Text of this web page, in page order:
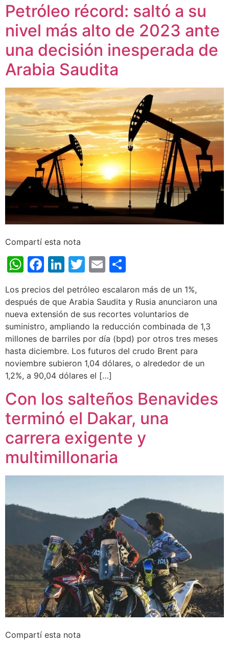
Petróleo récord: saltó a su
nivel más alto de 2023 ante
una decisión inesperada de
Arabia Saudita
Compartí esta nota
WhatsApp
Facebook
LinkedIn
Twitter
Email
Los precios del petróleo escalaron más de un 1%,
después de que Arabia Saudita y Rusia anunciaron una
nueva extensión de sus recortes voluntarios de
suministro, ampliando la reducción combinada de 1,3
millones de barriles por día (bpd) por otros tres meses
hasta diciembre. Los futuros del crudo Brent para
noviembre subieron 1,04 dólares, o alrededor de un
1,2%, a 90,04 dólares el […]
Con los salteños Benavides
terminó el Dakar, una
carrera exigente y
multimillonaria
Compartí esta nota